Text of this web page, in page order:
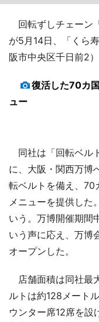
回転ずしチェーン
が5月14日、「くら
阪市中央区千日前2
復活した70カ
ュー
同社は「回転ベル
に、大阪・関西万博
転ベルトを備え、70
メニューを提供した
いう。万博開催期間
いう声に応え、万博
オープンした。
店舗面積は同社最
ルトは約128メート
ウンター席12席を設